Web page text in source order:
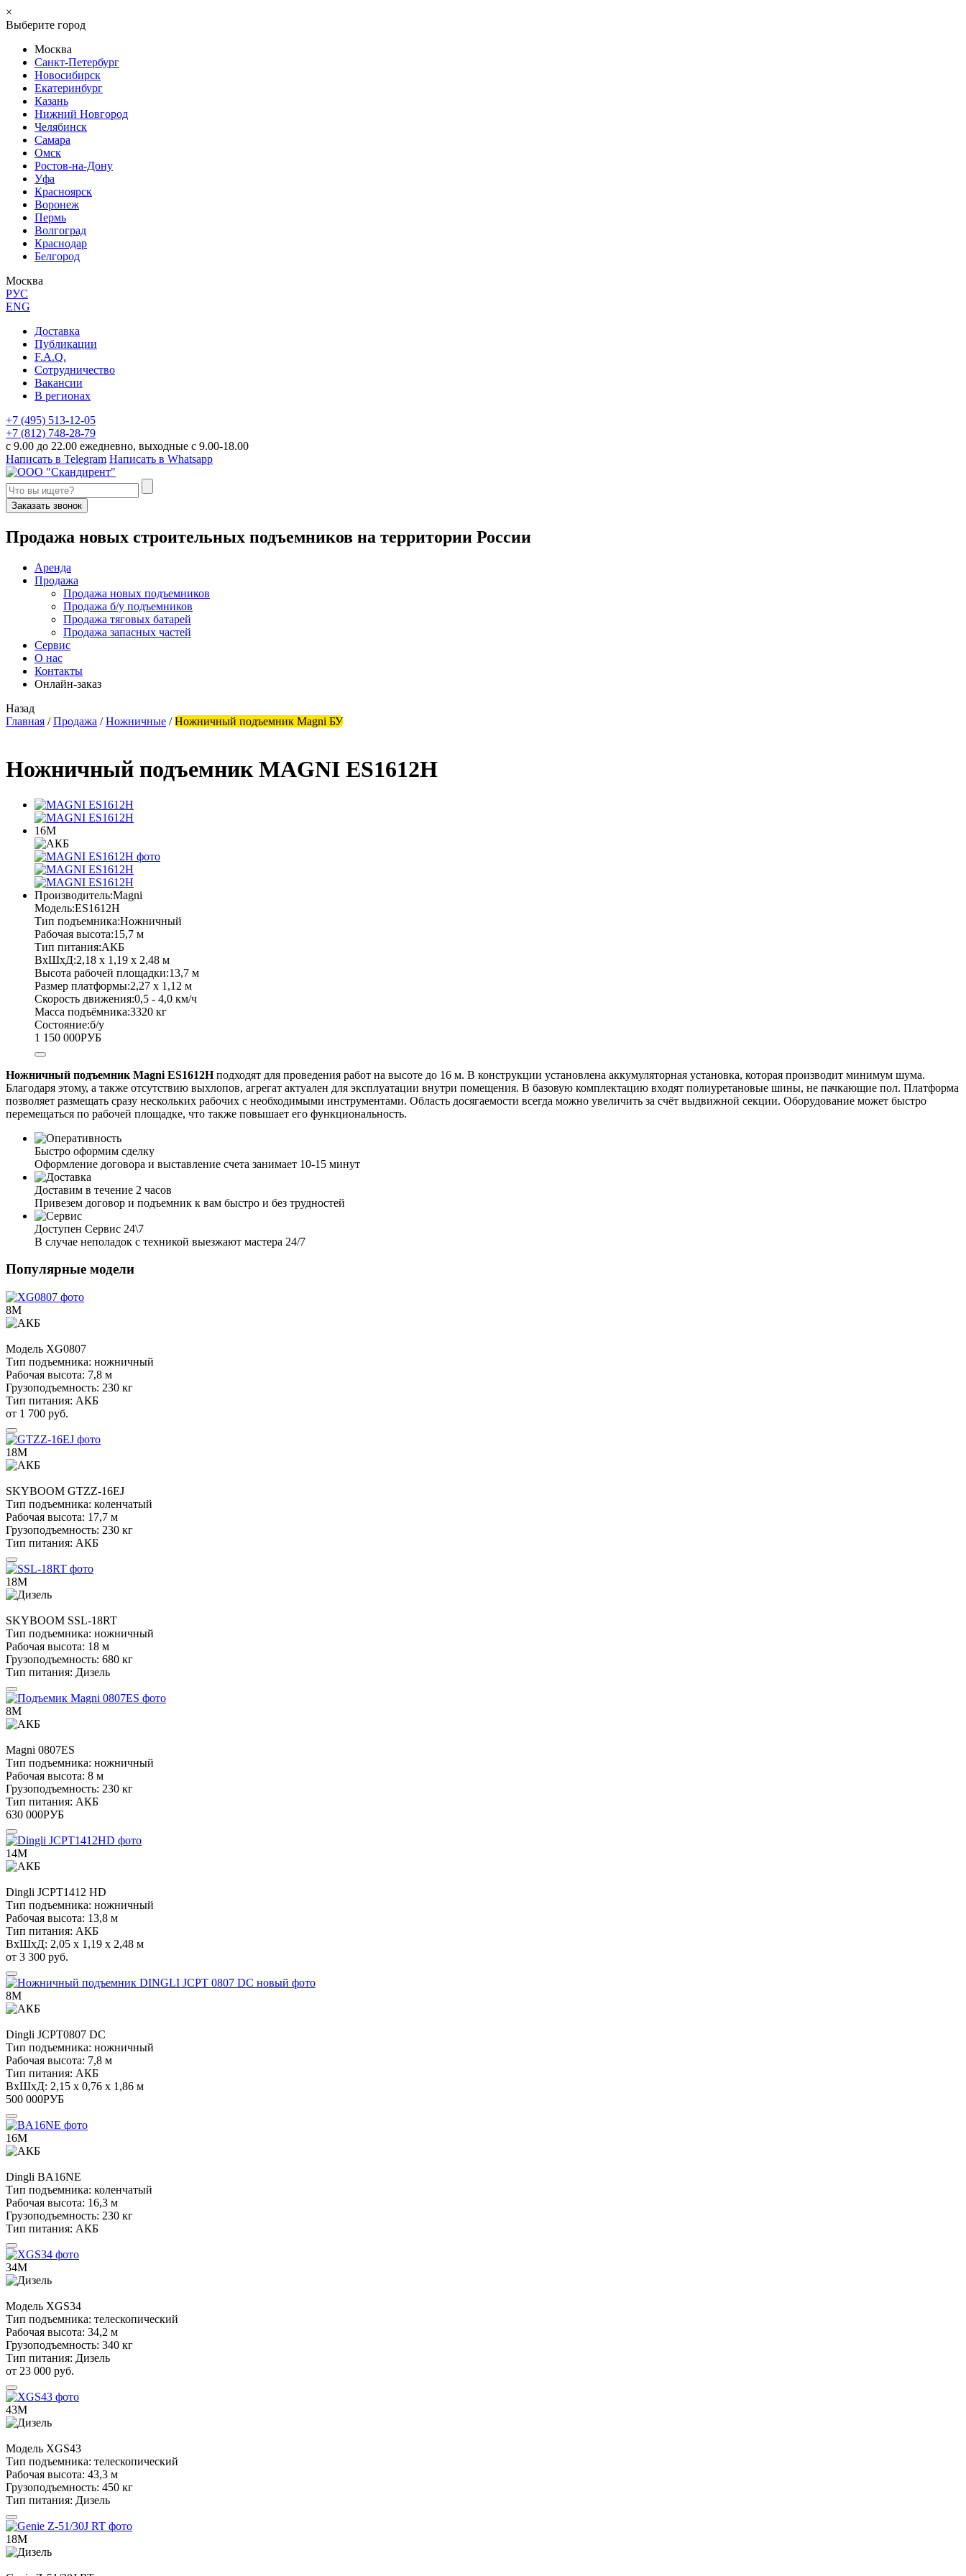
×
Выберите город
Москва
Санкт-Петербург
Новосибирск
Екатеринбург
Казань
Нижний Новгород
Челябинск
Самара
Омск
Ростов-на-Дону
Уфа
Красноярск
Воронеж
Пермь
Волгоград
Краснодар
Белгород
Москва
РУС
ENG
Доставка
Публикации
F.A.Q.
Сотрудничество
Вакансии
В регионах
+7 (495) 513-12-05
+7 (812) 748-28-79
с 9.00 до 22.00 ежедневно, выходные с 9.00-18.00
Написать в Telegram Написать в Whatsapp
Заказать звонок
Продажа новых строительных подъемников на территории России
Аренда
Продажа
Продажа новых подъемников
Продажа б/у подъемников
Продажа тяговых батарей
Продажа запасных частей
Сервис
О нас
Контакты
Онлайн-заказ
Назад
Главная / Продажа / Ножничные / Ножничный подъемник Magni БУ
Ножничный подъемник MAGNI ES1612H
16М
Производитель:Magni
Модель:ES1612H
Тип подъемника:Ножничный
Рабочая высота:15,7 м
Тип питания:АКБ
ВхШхД:2,18 х 1,19 х 2,48 м
Высота рабочей площадки:13,7 м
Размер платформы:2,27 х 1,12 м
Скорость движения:0,5 - 4,0 км/ч
Масса подъёмника:3320 кг
Состояние:б/у
1 150 000РУБ
Ножничный подъемник Magni ES1612Hподходят для проведения работ на высоте до 16 м. В конструкции установлена аккумуляторная установка, которая производит минимум шума.
Благодаря этому, а также отсутствию выхлопов, агрегат актуален для эксплуатации внутри помещения. В базовую комплектацию входят полиуретановые шины, не пачкающие пол. Платформа
позволяет размещать сразу нескольких рабочих с необходимыми инструментами. Область досягаемости всегда можно увеличить за счёт выдвижной секции. Оборудование может быстро
перемещаться по рабочей площадке, что также повышает его функциональность.
Быстро оформим сделку
Оформление договора и выставление счета занимает 10-15 минут
Доставим в течение 2 часов
Привезем договор и подъемник к вам быстро и без трудностей
Доступен Сервис 24\7
В случае неполадок с техникой выезжают мастера 24/7
Популярные модели
8М
Модель XG0807
Тип подъемника: ножничный
Рабочая высота: 7,8 м
Грузоподъемность: 230 кг
Тип питания: АКБ
от 1 700 руб.
18М
SKYBOOM GTZZ-16EJ
Тип подъемника: коленчатый
Рабочая высота: 17,7 м
Грузоподъемность: 230 кг
Тип питания: АКБ
18М
SKYBOOM SSL-18RT
Тип подъемника: ножничный
Рабочая высота: 18 м
Грузоподъемность: 680 кг
Тип питания: Дизель
8М
Magni 0807ES
Тип подъемника: ножничный
Рабочая высота: 8 м
Грузоподъемность: 230 кг
Тип питания: АКБ
630 000РУБ
14М
Dingli JCPT1412 HD
Тип подъемника: ножничный
Рабочая высота: 13,8 м
Тип питания: АКБ
ВхШхД: 2,05 х 1,19 х 2,48 м
от 3 300 руб.
8М
Dingli JCPT0807 DC
Тип подъемника: ножничный
Рабочая высота: 7,8 м
Тип питания: АКБ
ВхШхД: 2,15 х 0,76 х 1,86 м
500 000РУБ
16М
Dingli BA16NE
Тип подъемника: коленчатый
Рабочая высота: 16,3 м
Грузоподъемность: 230 кг
Тип питания: АКБ
34М
Модель XGS34
Тип подъемника: телескопический
Рабочая высота: 34,2 м
Грузоподъемность: 340 кг
Тип питания: Дизель
от 23 000 руб.
43М
Модель XGS43
Тип подъемника: телескопический
Рабочая высота: 43,3 м
Грузоподъемность: 450 кг
Тип питания: Дизель
18М